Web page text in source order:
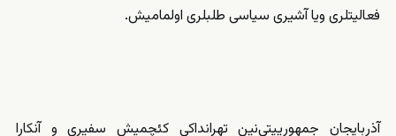
فعالیتلری ویا آشیری سیاسی طلبلری اولمامیش.
آذربایجان جمهورییتی‌نین تهرانداکی کئچمیش سفیری و آنکارا